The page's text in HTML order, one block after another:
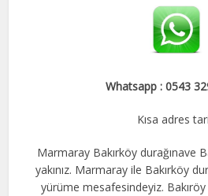
Whatsapp : 0543
Kısa adres
Marmaray Bakırköy durağınave
yakınız. Marmaray ile Bakırköy
yürüme mesafesindeyiz.